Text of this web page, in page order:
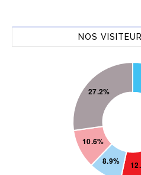
NOS